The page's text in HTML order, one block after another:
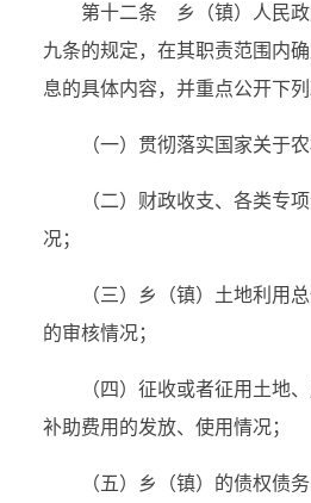
第十二条 乡（镇）人民政
九条的规定，在其职责范围内
息的具体内容，并重点公开下列
（一）贯彻落实国家关于农
（二）财政收支、各类专项
况；
（三）乡（镇）土地利用总
的审核情况；
（四）征收或者征用土地、
补助费用的发放、使用情况；
（五）乡（镇）的债权债务